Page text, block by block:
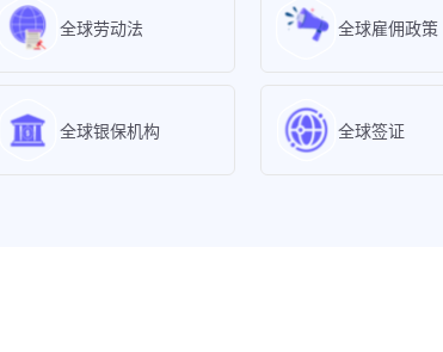
全球劳动法 全球雇佣政策
全球银保机构 全球签证